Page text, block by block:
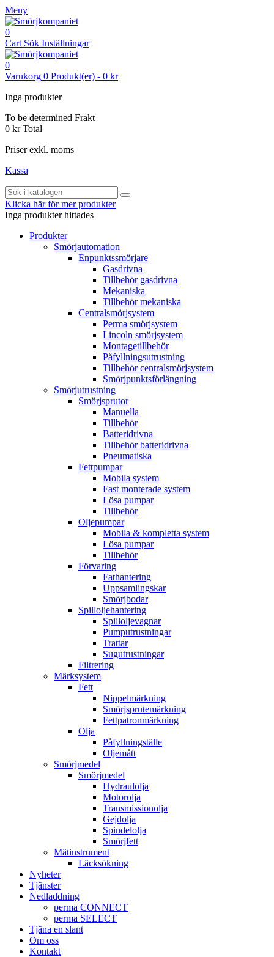
Meny
0
Cart Sök Inställningar
0
Varukorg 0 Produkt(er) - 0 kr
Inga produkter
To be determined Frakt
0 kr Total
Priser exkl. moms
Kassa
Klicka här för mer produkter
Inga produkter hittades
Produkter
Smörjautomation
Enpunktssmörjare
Gasdrivna
Tillbehör gasdrivna
Mekaniska
Tillbehör mekaniska
Centralsmörjsystem
Perma smörjsystem
Lincoln smörjsystem
Montagetillbehör
Påfyllningsutrustning
Tillbehör centralsmörjsystem
Smörjpunktsförlängning
Smörjutrustning
Smörjsprutor
Manuella
Tillbehör
Batteridrivna
Tillbehör batteridrivna
Pneumatiska
Fettpumpar
Mobila system
Fast monterade system
Lösa pumpar
Tillbehör
Oljepumpar
Mobila & kompletta system
Lösa pumpar
Tillbehör
Förvaring
Fathantering
Uppsamlingskar
Smörjbodar
Spilloljehantering
Spilloljevagnar
Pumputrustningar
Trattar
Sugutrustningar
Filtrering
Märksystem
Fett
Nippelmärkning
Smörjsprutemärkning
Fettpatronmärkning
Olja
Påfyllningställe
Oljemått
Smörjmedel
Smörjmedel
Hydraulolja
Motorolja
Transmissionolja
Gejdolja
Spindelolja
Smörjfett
Mätinstrument
Läcksökning
Nyheter
Tjänster
Nedladdning
perma CONNECT
perma SELECT
Tjäna en slant
Om oss
Kontakt